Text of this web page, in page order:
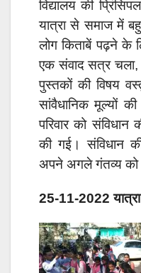
विद्यालय की
यात्रा से समाज में
लोग किताबें पढ़ने के
एक संवाद सत्र चला,
पुस्तकों की विषय
सांवैधानिक मूल्यों
परिवार को
की गई। संविधान
अपने अगले गंतव्य को
25-11-2022 यात्रा